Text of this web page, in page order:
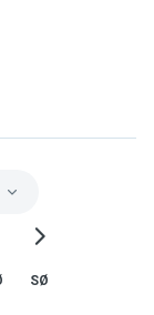
SØ